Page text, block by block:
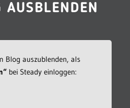
AUSBLENDEN
Blog auszublenden, als
bei Steady einloggen: